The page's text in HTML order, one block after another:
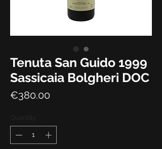
Tenuta San Guido 1999
Sassicaia Bolgheri DOC
€380.00